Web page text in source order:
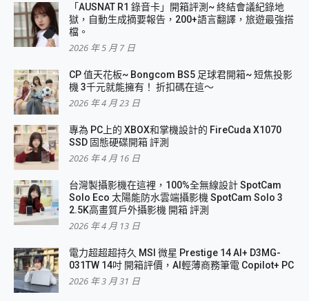
「AUSNAT R1 錄音卡」開箱評測~ 終結會議紀錄地
獄，自動生成摘要報告，200+語言翻譯，旅遊最強搭
檔。
2026 年 5 月 7 日
CP 值天花板~ Bongcom BS5 足球君開箱~ 短焦投影
機 3千元就能擁有！ 折扣碼在這～
2026 年 4 月 23 日
專為 PC上的 XBOX和掌機設計的 FireCuda X1070
SSD 固態硬碟開箱 評測
2026 年 4 月 16 日
台灣製攝影機在這裡，100%全無線設計 SpotCam
Solo Eco 太陽能防水雲端攝影機 SpotCam Solo 3
2.5K高畫質戶外攝影機 開箱 評測
2026 年 4 月 13 日
電力超超超持久 MSI 微星 Prestige 14 AI+ D3MG-
031TW 14吋 開箱評價，AI輕薄商務筆電 Copilot+ PC
2026 年 3 月 31 日